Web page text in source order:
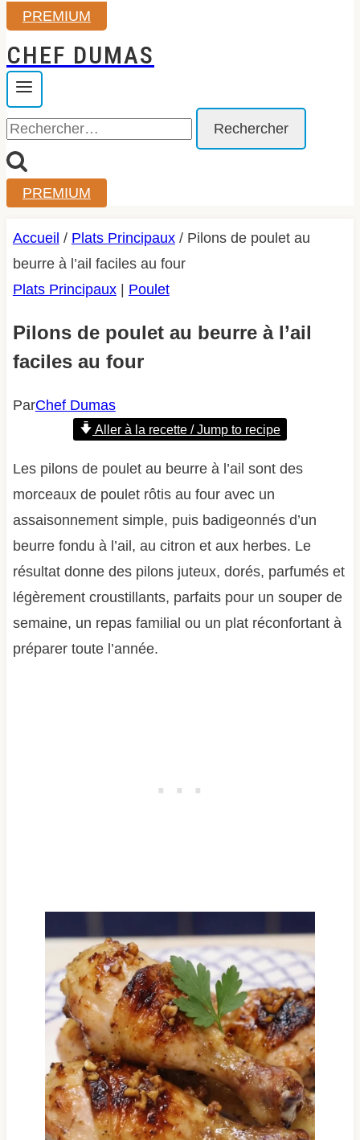
PREMIUM
CHEF DUMAS
Rechercher :
PREMIUM
Accueil / Plats Principaux / Pilons de poulet au
beurre à l’ail faciles au four
Plats Principaux| Poulet
Pilons de poulet au beurre à l’ail
faciles au four
ParChef Dumas
Aller à la recette / Jump to recipe
Les pilons de poulet au beurre à l’ail sont des
morceaux de poulet rôtis au four avec un
assaisonnement simple, puis badigeonnés d’un
beurre fondu à l’ail, au citron et aux herbes. Le
résultat donne des pilons juteux, dorés, parfumés et
légèrement croustillants, parfaits pour un souper de
semaine, un repas familial ou un plat réconfortant à
préparer toute l’année.